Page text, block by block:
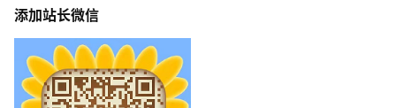
添加站长微信